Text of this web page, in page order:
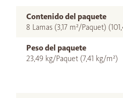
Contenido del paquete
8 Lamas (3,17 m²/Paquet)
Peso del paquete
23,49 kg/Paquet (7,41 kg/m²)